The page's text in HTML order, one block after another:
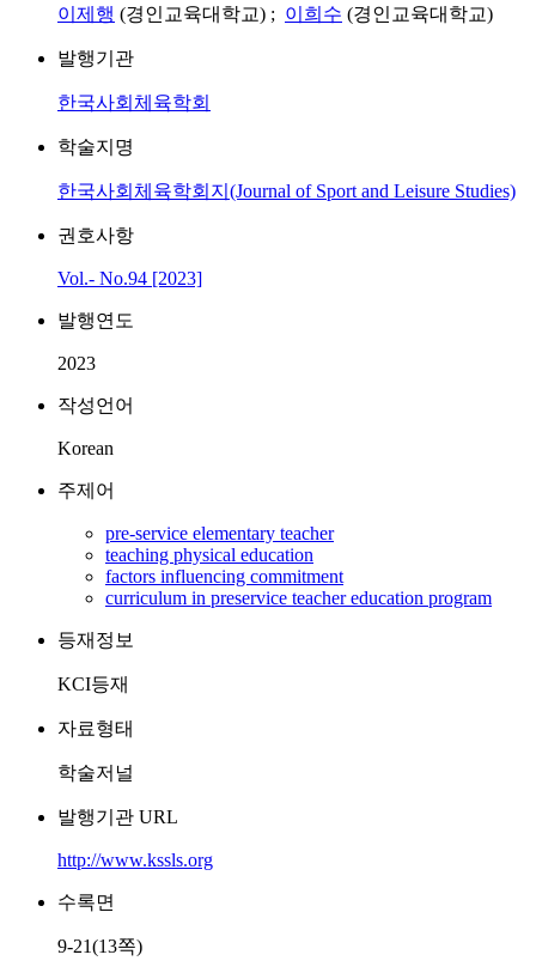
이제행 (경인교육대학교) ; 이희수 (경인교육대학교)
발행기관
한국사회체육학회
학술지명
한국사회체육학회지(Journal of Sport and Leisure Studies)
권호사항
Vol.- No.94 [2023]
발행연도
2023
작성언어
Korean
주제어
pre-service elementary teacher
teaching physical education
factors influencing commitment
curriculum in preservice teacher education program
등재정보
KCI등재
자료형태
학술저널
발행기관 URL
http://www.kssls.org
수록면
9-21(13쪽)